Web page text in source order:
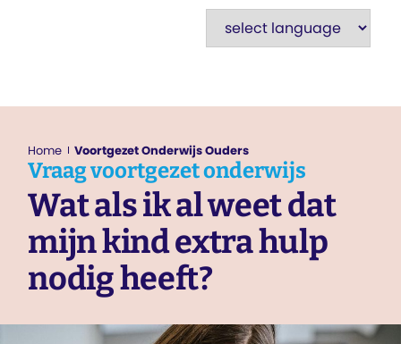
Home Voortgezet Onderwijs Ouders
Vraagvoortgezet onderwijs
Wat als ik al weet dat
mijn kind extra hulp
nodig heeft?